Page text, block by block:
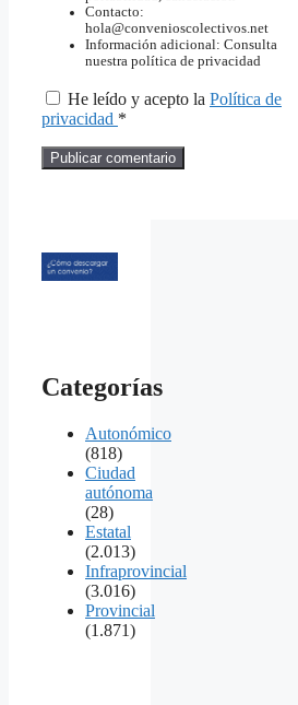
Contacto:
hola@convenioscolectivos.net
Información adicional: Consulta
nuestra política de privacidad
He leído y acepto la Política de
privacidad *
Categorías
Autonómico
(818)
Ciudad
autónoma
(28)
Estatal
(2.013)
Infraprovincial
(3.016)
Provincial
(1.871)